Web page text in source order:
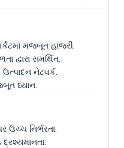
મજબૂત હાજરી.
દ્વારા સમર્થિત.
નેટવર્ક.
ધ્યાન.
ઉચ્ચ નિર્ભરતા.
દ્રશ્યમાનતા.